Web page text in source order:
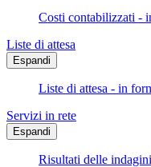
Costi contabilizzati -
Liste di attesa
Espandi
Liste di attesa - in
Servizi in rete
Espandi
Risultati delle